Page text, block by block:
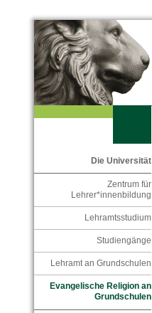
Die Universität
Zentrum für
Lehrer*innenbildung
Lehramtsstudium
Studiengänge
Lehramt an Grundschulen
Evangelische Religion an
Grundschulen